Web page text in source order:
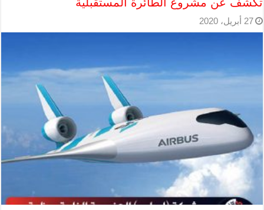
27 أبريل، 2020